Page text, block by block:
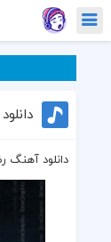
دانلود آهنگ